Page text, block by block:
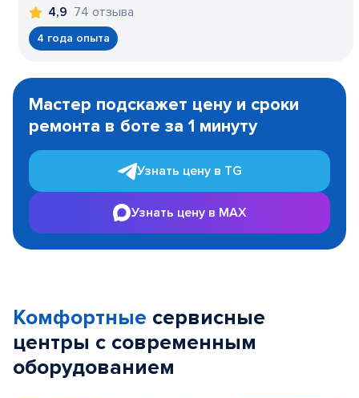
4,9 74 отзыва
4 года опыта
1
Мастер подскажет цену и сроки
ремонта в боте за 1 минуту
Узнать цену в TG
Узнать цену в MAX
Комфортные сервисные
центры с современным
оборудованием